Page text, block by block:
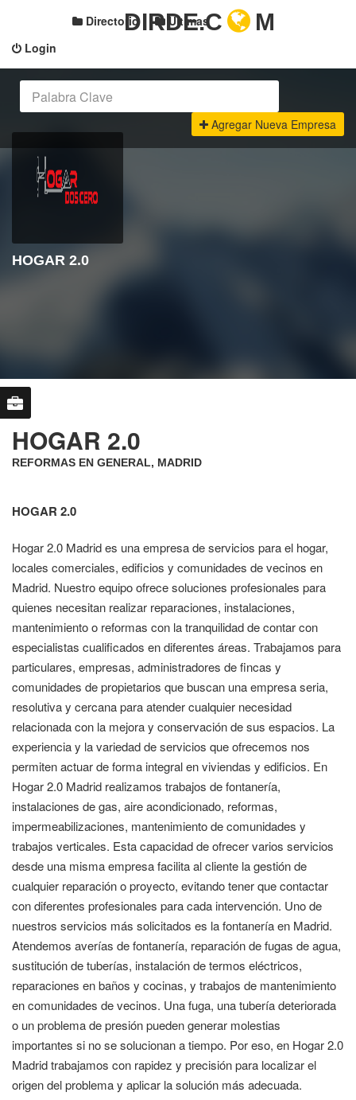
Login
Directorio Últimas
DIRDE.C M
Agregar Nueva Empresa
HOGAR 2.0
HOGAR 2.0
REFORMAS EN GENERAL, MADRID
HOGAR 2.0
Hogar 2.0 Madrid es una empresa de servicios para el hogar,
locales comerciales, edificios y comunidades de vecinos en
Madrid. Nuestro equipo ofrece soluciones profesionales para
quienes necesitan realizar reparaciones, instalaciones,
mantenimiento o reformas con la tranquilidad de contar con
especialistas cualificados en diferentes áreas. Trabajamos para
particulares, empresas, administradores de fincas y
comunidades de propietarios que buscan una empresa seria,
resolutiva y cercana para atender cualquier necesidad
relacionada con la mejora y conservación de sus espacios. La
experiencia y la variedad de servicios que ofrecemos nos
permiten actuar de forma integral en viviendas y edificios. En
Hogar 2.0 Madrid realizamos trabajos de fontanería,
instalaciones de gas, aire acondicionado, reformas,
impermeabilizaciones, mantenimiento de comunidades y
trabajos verticales. Esta capacidad de ofrecer varios servicios
desde una misma empresa facilita al cliente la gestión de
cualquier reparación o proyecto, evitando tener que contactar
con diferentes profesionales para cada intervención. Uno de
nuestros servicios más solicitados es la fontanería en Madrid.
Atendemos averías de fontanería, reparación de fugas de agua,
sustitución de tuberías, instalación de termos eléctricos,
reparaciones en baños y cocinas, y trabajos de mantenimiento
en comunidades de vecinos. Una fuga, una tubería deteriorada
o un problema de presión pueden generar molestias
importantes si no se solucionan a tiempo. Por eso, en Hogar 2.0
Madrid trabajamos con rapidez y precisión para localizar el
origen del problema y aplicar la solución más adecuada.